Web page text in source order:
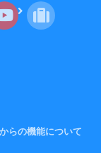
らの機能について